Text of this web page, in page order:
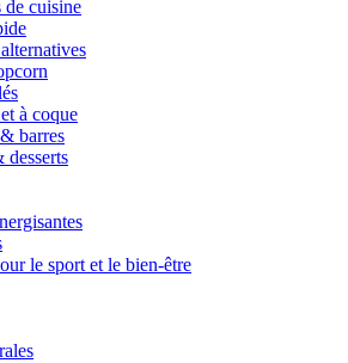
de cuisine
à coque
barres
desserts
le sport et le bien-être